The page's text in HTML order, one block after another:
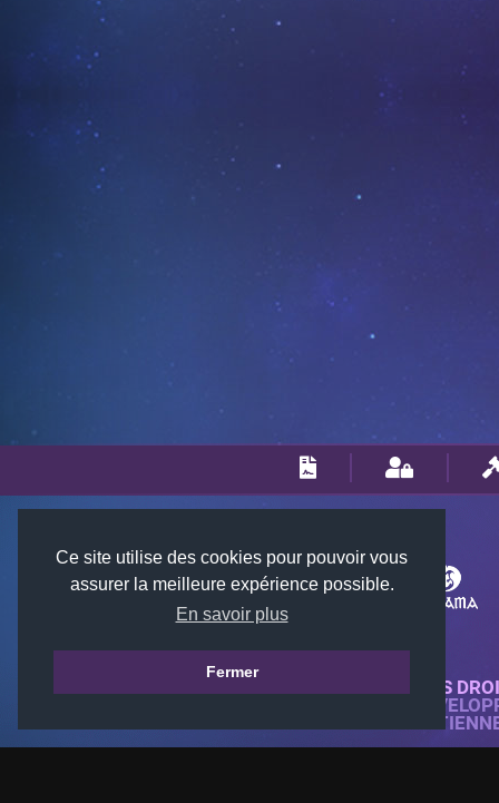
Ce site utilise des cookies pour pouvoir vous
assurer la meilleure expérience possible.
En savoir plus
Fermer
© 2018-2026 KTARENA. TOUS
SITE WEB ENTIÈREMENT
TOUTES LES IMAGES